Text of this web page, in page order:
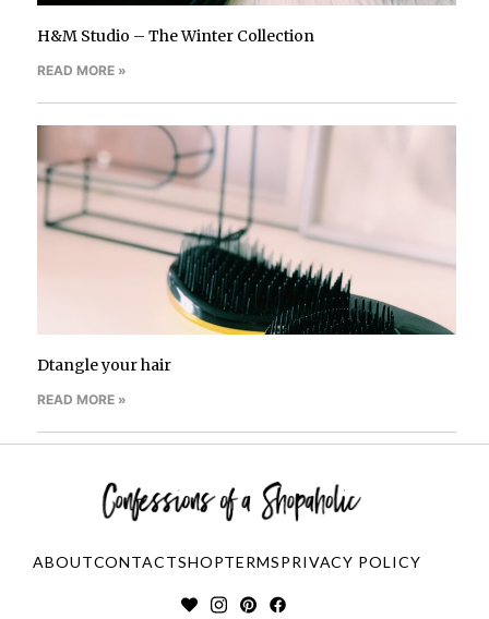
H&M Studio – The Winter Collection
READ MORE »
Dtangle your hair
READ MORE »
ABOUTCONTACTSHOPTERMSPRIVACY POLICY